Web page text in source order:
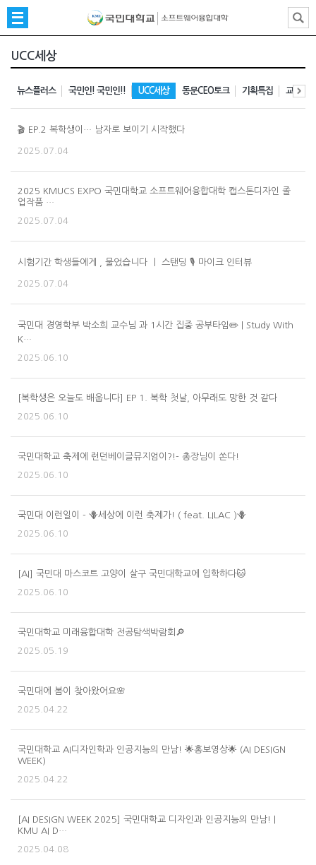
UCC세상
뉴스플러스 국민인! 국민인!! UCC세상 동문CEO토크 기획특집 교수님
🎬 EP.2 복학생이… 남자로 보이기 시작했다
2025.07.04
2025 KMUCS EXPO 국민대학교 소프트웨어융합대학 캡스톤디자인 졸
업작품 …
2025.07.04
시험기간 학생들에게 , 물었습니다 ㅣ 스탠딩 🎙️ 마이크 인터뷰
2025.07.04
국민대 경영학부 박소희 교수님 과 1시간 집중 공부타임✏️ | Study With
K…
2025.06.10
[복학생은 오늘도 배웁니다] EP 1. 복학 첫날, 아무래도 망한 것 같다
2025.06.10
국민대학교 축제에 런던베이글뮤지엄이?!- 총장님이 쏜다!
2025.06.10
국민대 이런일이 - 🪻세상에 이런 축제가! ( feat. LILAC )🪻
2025.06.10
[AI] 국민대 마스코트 고양이 살구 국민대학교에 입학하다🐱
2025.06.10
국민대학교 미래융합대학 전공탐색박람회🔎
2025.05.19
국민대에 봄이 찾아왔어요🌸
2025.04.22
국민대학교 AI디자인학과 인공지능의 만남! 🌟홍보영상🌟 (AI DESIGN
WEEK)
2025.04.22
[AI DESIGN WEEK 2025] 국민대학교 디자인과 인공지능의 만남! |
KMU AI D…
2025.04.08